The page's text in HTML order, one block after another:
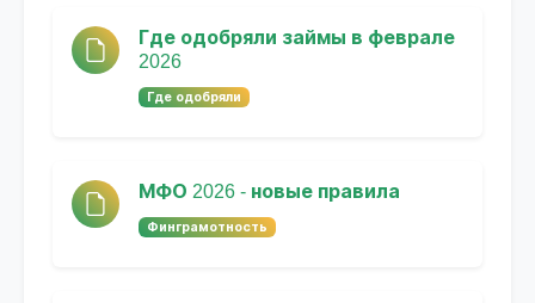
Где одобряли займы в феврале
2026
Где одобряли
МФО 2026 - новые правила
Финграмотность